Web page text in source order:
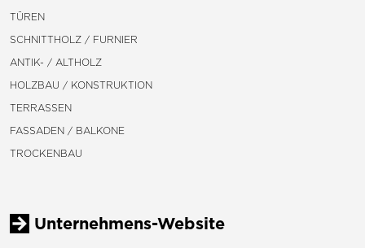
TÜREN
SCHNITTHOLZ / FURNIER
ANTIK- / ALTHOLZ
HOLZBAU / KONSTRUKTION
TERRASSEN
FASSADEN / BALKONE
TROCKENBAU
Unternehmens-Website